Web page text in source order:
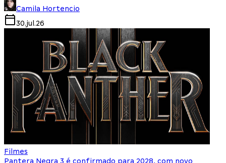
Camila Hortencio
30.jul.26
Filmes
Pantera Negra 3 é confirmado para 2028, com novo